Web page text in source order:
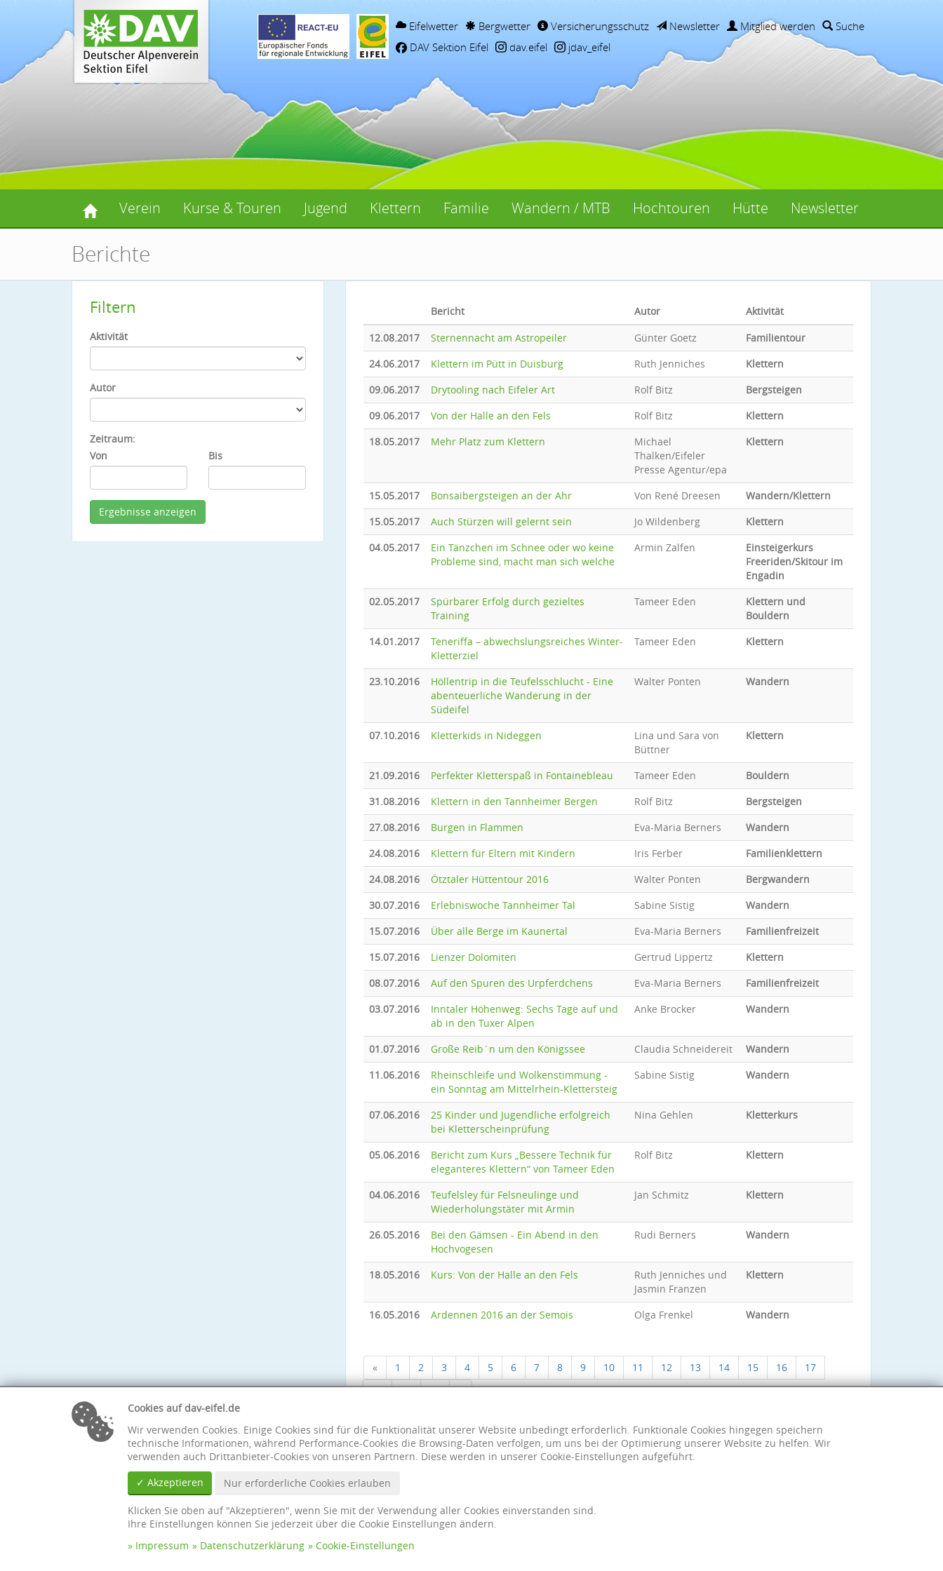
Eifelwetter Bergwetter Versicherungsschutz Newsletter Mitglied werden
Suche
DAV Sektion Eifel
dav.eifel jdav_eifel
Verein Kurse & Touren Jugend Klettern Familie Wandern / MTB Hochtouren Hütte Newsletter
Berichte
Filtern
Aktivität
Autor
Zeitraum:
Von
Bis
Bericht Autor
Aktivität
12.08.2017
Sternennacht am Astropeiler Günter Goetz
Familientour
24.06.2017
Klettern im Pütt in Duisburg Ruth Jenniches
Klettern
09.06.2017
Drytooling nach Eifeler Art Rolf Bitz
Bergsteigen
09.06.2017
Von der Halle an den Fels Rolf Bitz
Klettern
18.05.2017
Mehr Platz zum Klettern
Michael
Thalken/Eifeler
Presse Agentur/epa
Klettern
15.05.2017 Bonsaibergsteigen an der Ahr Von René Dreesen
Wandern/Klettern
15.05.2017
Auch Stürzen will gelernt sein Jo Wildenberg
Klettern
04.05.2017
Ein Tänzchen im Schnee oder wo keine
Probleme sind, macht man sich welche
Armin Zalfen
Einsteigerkurs
Freeriden/Skitour im
Engadin
02.05.2017
Spürbarer Erfolg durch gezieltes
Training
Tameer Eden
Klettern und
Bouldern
14.01.2017
Teneriffa – abwechslungsreiches Winter-
Kletterziel
Tameer Eden Klettern
23.10.2016
Höllentrip in die Teufelsschlucht - Eine
abenteuerliche Wanderung in der
Südeifel
Walter Ponten Wandern
07.10.2016 Kletterkids in Nideggen
Lina und Sara von
Büttner
Klettern
21.09.2016 Perfekter Kletterspaß in Fontainebleau Tameer Eden
Bouldern
31.08.2016
Klettern in den Tannheimer Bergen Rolf Bitz
Bergsteigen
27.08.2016
Burgen in Flammen Eva-Maria Berners
Wandern
24.08.2016
Klettern für Eltern mit Kindern Iris Ferber
Familienklettern
24.08.2016
Ötztaler Hüttentour 2016 Walter Ponten
Bergwandern
30.07.2016
Erlebniswoche Tannheimer Tal Sabine Sistig
Wandern
15.07.2016
Über alle Berge im Kaunertal Eva-Maria Berners
Familienfreizeit
15.07.2016
Lienzer Dolomiten Gertrud Lippertz
Klettern
08.07.2016
Auf den Spuren des Urpferdchens Eva-Maria Berners
Familienfreizeit
03.07.2016
Inntaler Höhenweg: Sechs Tage auf und
ab in den Tuxer Alpen
Anke Brocker Wandern
01.07.2016 Große Reib´n um den Königssee Claudia Schneidereit
Wandern
11.06.2016
Rheinschleife und Wolkenstimmung -
ein Sonntag am Mittelrhein-Klettersteig
Sabine Sistig Wandern
07.06.2016
25 Kinder und Jugendliche erfolgreich
bei Kletterscheinprüfung
Nina Gehlen Kletterkurs
05.06.2016
Bericht zum Kurs „Bessere Technik für
eleganteres Klettern“ von Tameer Eden
Rolf Bitz Klettern
04.06.2016
Teufelsley für Felsneulinge und
Wiederholungstäter mit Armin
Jan Schmitz Klettern
26.05.2016
Bei den Gämsen - Ein Abend in den
Hochvogesen
Rudi Berners Wandern
18.05.2016 Kurs: Von der Halle an den Fels
Ruth Jenniches und
Jasmin Franzen
Klettern
16.05.2016 Ardennen 2016 an der Semois Olga Frenkel Wandern
« 1 2 3 4 5 6 7 8 9 10 11 12 13 14 15 16
17
18
19 20 »
Cookies auf dav-eifel.de
Wir verwenden Cookies. Einige Cookies sind für die Funktionalität unserer Website unbedingt erforderlich. Funktionale Cookies hingegen speichern
technische Informationen, während Performance-Cookies die Browsing-Daten verfolgen, um uns bei der Optimierung unserer Website zu helfen. Wir
verwenden auch Drittanbieter-Cookies von unseren Partnern. Diese werden in unserer Cookie-Einstellungen aufgeführt.
✓ Akzeptieren
Nur erforderliche Cookies erlauben
Klicken Sie oben auf "Akzeptieren", wenn Sie mit der Verwendung aller Cookies einverstanden sind.
Ihre Einstellungen können Sie jederzeit über die Cookie Einstellungen ändern.
Impressum
Datenschutzerklärung Cookie-Einstellungen